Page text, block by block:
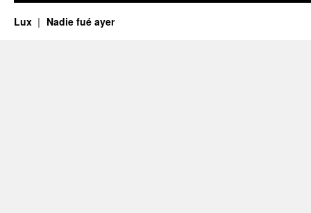
Lux Nadie fué ayer